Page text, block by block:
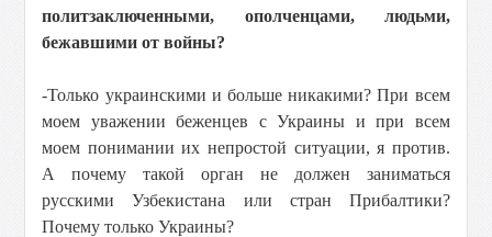
политзаключенными, ополченцами, людьми,
бежавшими от войны?
-Только украинскими и больше никакими? При всем
моем уважении беженцев с Украины и при всем
моем понимании их непростой ситуации, я против.
А почему такой орган не должен заниматься
русскими Узбекистана или стран Прибалтики?
Почему только Украины?